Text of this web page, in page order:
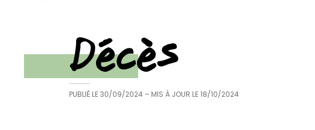
Décès
PUBLIÉ LE30/09/2024 – MIS À JOUR LE18/10/2024